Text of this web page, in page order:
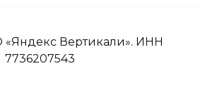
Вертикали». ИНН
7736207543